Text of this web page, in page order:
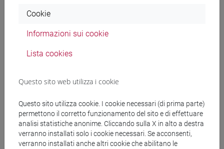
Materiali didattici
Materiali su Moodle
Corsi di studio e percorsi
economia aziendale
Cookie
Informazioni sui cookie
Lista cookies
Questo sito web utilizza i cookie
Questo sito utilizza cookie. I cookie necessari (di prima parte)
permettono il corretto funzionamento del sito e di effettuare
analisi statistiche anonime. Cliccando sulla X in alto a destra
verranno installati solo i cookie necessari. Se acconsenti,
verranno installati anche altri cookie che abilitano le